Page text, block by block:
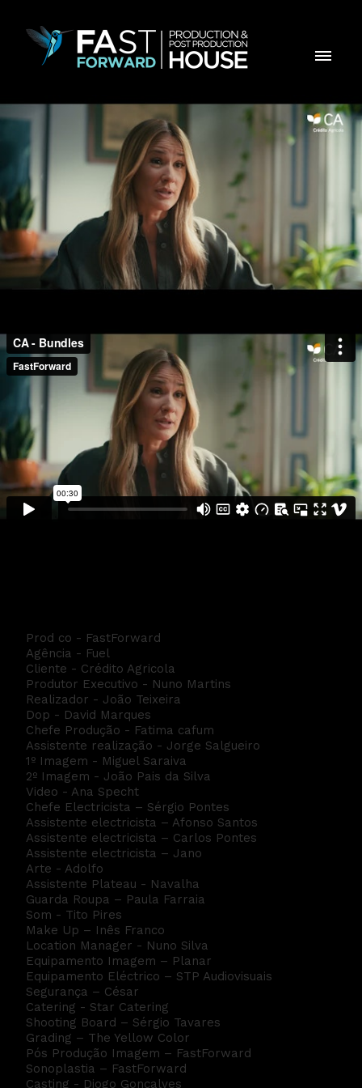
Prod co - FastForward
Agência - Fuel
Cliente - Crédito Agricola
Produtor Executivo - Nuno Martins
Realizador - João Teixeira
Dop - David Marques
Chefe Produção - Fatima cafum
Assistente realização - Jorge Salgueiro
1º Imagem - Miguel Saraiva
2º Imagem - João Pais da Silva
Video - Ana Specht
Chefe Electricista – Sérgio Pontes
Assistente electricista – Afonso Santos
Assistente electricista – Carlos Pontes
Assistente electricista – Jano
Arte - Adolfo
Assistente Plateau - Navalha
Guarda Roupa – Paula Farraia
Som - Tito Pires
Make Up – Inês Franco
Location Manager - Nuno Silva
Equipamento Imagem – Planar
Equipamento Eléctrico – STP Audiovisuais
Segurança – César
Catering - Star Catering
Shooting Board – Sérgio Tavares
Grading – The Yellow Color
Pós Produção Imagem – FastForward
Sonoplastia – FastForward
Casting - Diogo Gonçalves